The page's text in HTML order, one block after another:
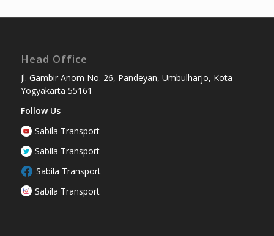
Head Office
Jl. Gambir Anom No. 26, Pandeyan, Umbulharjo, Kota
Yogyakarta 55161
Follow Us
Sabila Transport
Sabila Transport
Sabila Transport
Sabila Transport